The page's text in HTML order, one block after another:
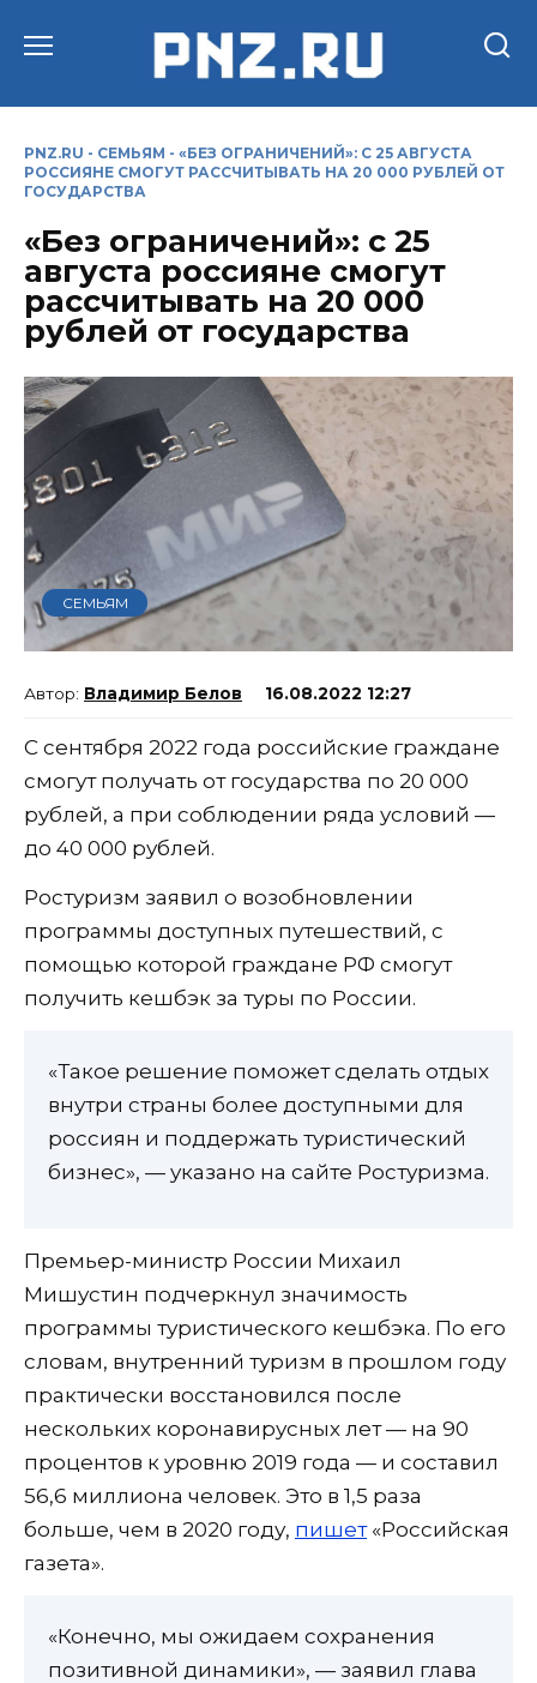
PNZ.RU - СЕМЬЯМ - «БЕЗ ОГРАНИЧЕНИЙ»: С 25 АВГУСТА
РОССИЯНЕ СМОГУТ РАССЧИТЫВАТЬ НА 20 000 РУБЛЕЙ ОТ
ГОСУДАРСТВА
«Без ограничений»: с 25
августа россияне смогут
рассчитывать на 20 000
рублей от государства
СЕМЬЯМ
Владимир Белов 16.08.2022 12:27
С сентября 2022 года российские граждане
смогут получать от государства по 20 000
рублей, а при соблюдении ряда условий —
до 40 000 рублей.
Ростуризм заявил о возобновлении
программы доступных путешествий, с
помощью которой граждане РФ смогут
получить кешбэк за туры по России.
«Такое решение поможет сделать отдых
внутри страны более доступными для
россиян и поддержать туристический
бизнес», — указано на сайте Ростуризма.
Премьер-министр России Михаил
Мишустин подчеркнул значимость
программы туристического кешбэка. По его
словам, внутренний туризм в прошлом году
практически восстановился после
нескольких коронавирусных лет — на 90
процентов к уровню 2019 года — и составил
56,6 миллиона человек. Это в 1,5 раза
больше, чем в 2020 году, пишет«Российская
газета».
«Конечно, мы ожидаем сохранения
позитивной динамики», — заявил глава